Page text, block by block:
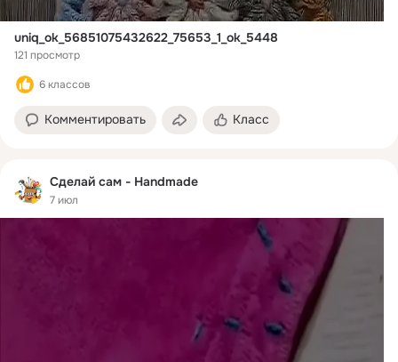
uniq_ok_56851075432622_75653_1_ok_5448
121 просмотр
6 классов
Комментировать Класс
Сделай сам - Handmade
7 июл